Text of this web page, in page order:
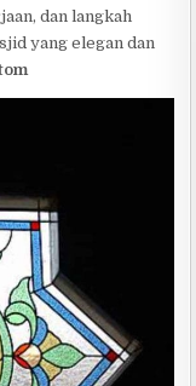
dan langkah
yang elegan dan